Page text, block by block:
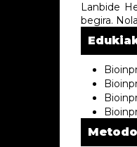
Lanbide
begira.